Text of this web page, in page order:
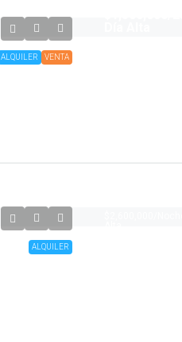
ALQUILER VENTA
ALQUILER